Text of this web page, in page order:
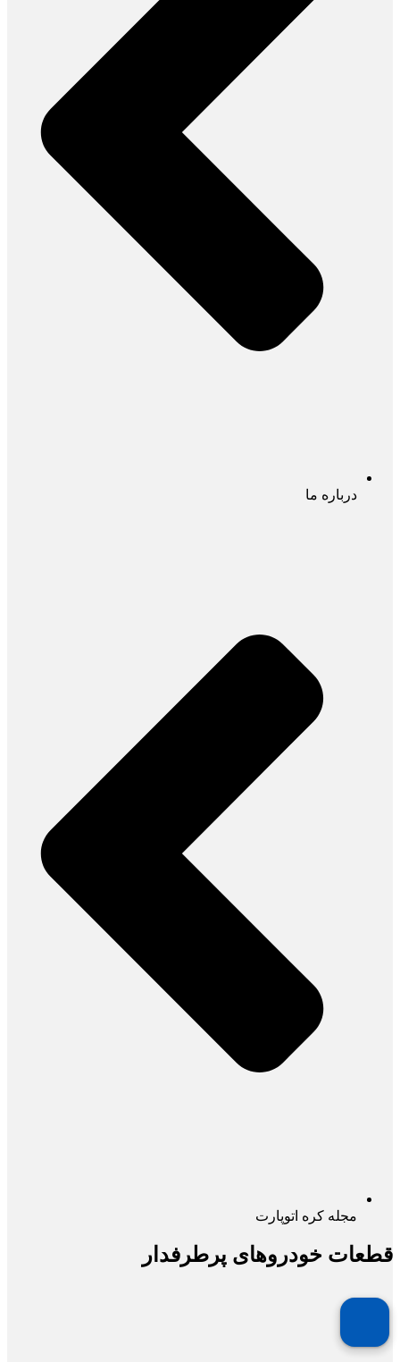
درباره ما
مجله کره اتوپارت
قطعات خودروهای پرطرفدار